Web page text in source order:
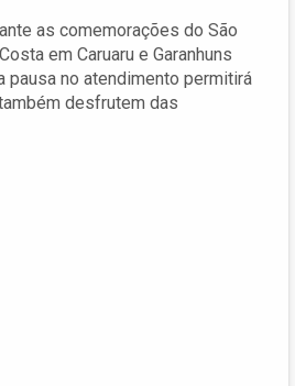
as comemorações do São
em Caruaru e Garanhuns
pausa no atendimento permitirá
desfrutem das